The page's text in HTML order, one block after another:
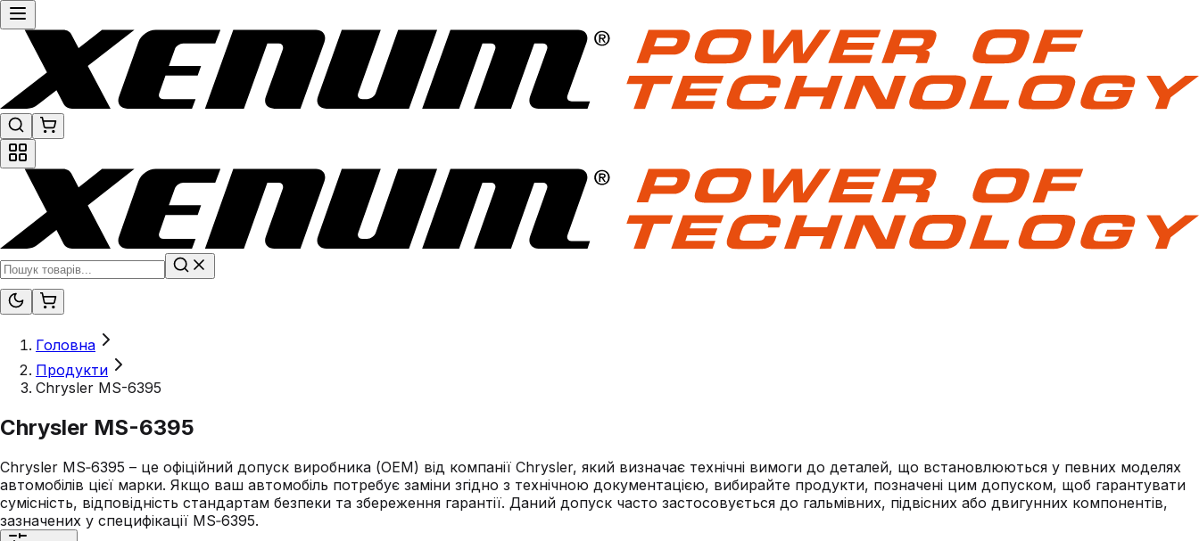
Головна
Продукти
Chrysler MS-6395
Chrysler MS-6395
Chrysler MS‑6395 – це офіційний допуск виробника (OEM) від компанії Chrysler, який визначає технічні вимоги до деталей, що встановлюються у певних моделях
автомобілів цієї марки. Якщо ваш автомобіль потребує заміни згідно з технічною документацією, вибирайте продукти, позначені цим допуском, щоб гарантувати
сумісність, відповідність стандартам безпеки та збереження гарантії. Даний допуск часто застосовується до гальмівних, підвісних або двигунних компонентів,
зазначених у специфікації MS‑6395.